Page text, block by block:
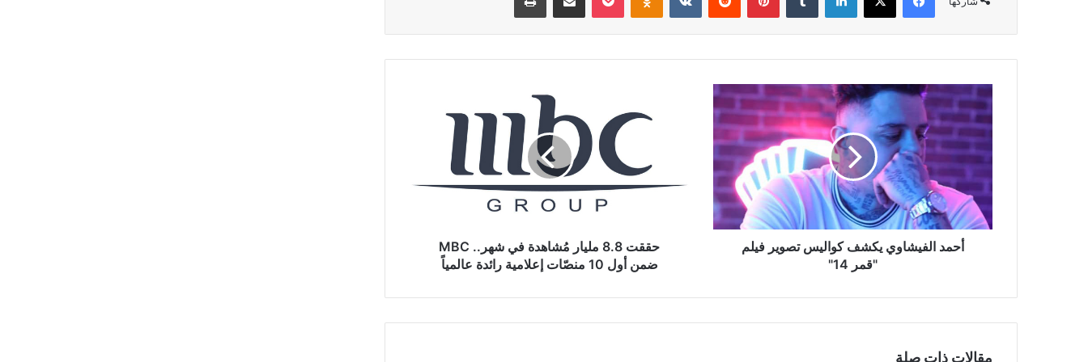
أحمد
الفيشاوي
يكشف
كواليس
تصوير
فيلم
"قمر
14"
أحمد الفيشاوي يكشف كواليس تصوير فيلم
"قمر 14"
رائدة
حققت 8.8 مليار مُشاهدة في شهر.. MBC
ضمن أول 10 منصّات إعلامية رائدة عالمياً
مقالات ذات صلة